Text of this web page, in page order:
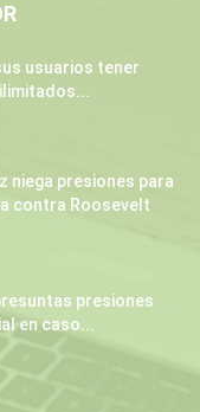
usuarios tener
niega presiones para
contra Roosevelt
presiones
en caso...